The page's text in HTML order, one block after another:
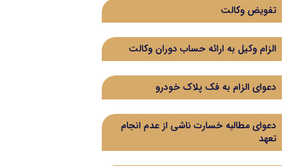
تفویض وکالت
الزام وکیل به ارائه حساب دوران وکالت
دعوای الزام به فک پلاک خودرو
دعوای مطالبه خسارت ناشی از عدم انجام
تعهد